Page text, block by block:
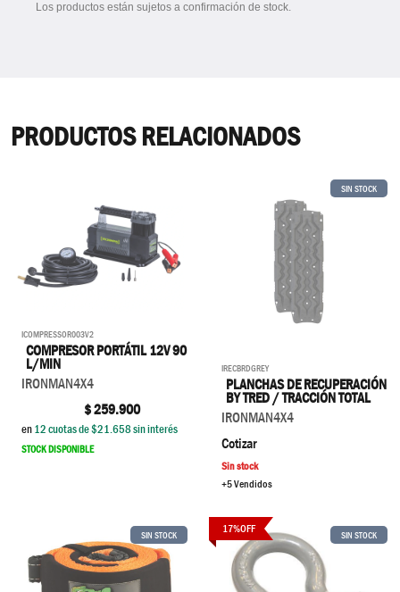
Los productos están sujetos a confirmación de stock.
PRODUCTOS RELACIONADOS
ICOMPRESSOR003V2
COMPRESOR PORTÁTIL 12V 90
L/MIN
IRONMAN4X4
$259.900
en12cuotas de $21.658sin interés
STOCK DISPONIBLE
SIN STOCK
IRECBRDGREY
PLANCHAS DE RECUPERACIÓN
BY TRED / TRACCIÓN TOTAL
IRONMAN4X4
Cotizar
Sin stock
+5 Vendidos
SIN STOCK 17%OFF SIN STOCK